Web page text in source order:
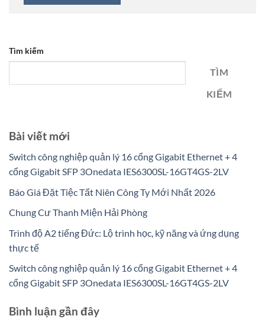
Tìm kiếm
TÌM
KIẾM
Bài viết mới
Switch công nghiệp quản lý 16 cổng Gigabit Ethernet + 4
cổng Gigabit SFP 3Onedata IES6300SL-16GT4GS-2LV
Báo Giá Đặt Tiệc Tất Niên Công Ty Mới Nhất 2026
Chung Cư Thanh Miện Hải Phòng
Trình độ A2 tiếng Đức: Lộ trình học, kỹ năng và ứng dụng
thực tế
Switch công nghiệp quản lý 16 cổng Gigabit Ethernet + 4
cổng Gigabit SFP 3Onedata IES6300SL-16GT4GS-2LV
Bình luận gần đây